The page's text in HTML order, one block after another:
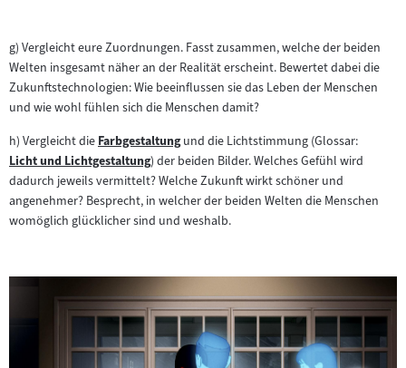
g) Vergleicht eure Zuordnungen. Fasst zusammen, welche der beiden
Welten insgesamt näher an der Realität erscheint. Bewertet dabei die
Zukunftstechnologien: Wie beeinflussen sie das Leben der Menschen
und wie wohl fühlen sich die Menschen damit?
h) Vergleicht dieZum
Inhalt:
Farbgestaltungund die Lichtstimmung (Glossar:
Zum
Inhalt:
Licht und Lichtgestaltung) der beiden Bilder. Welches Gefühl wird
dadurch jeweils vermittelt? Welche Zukunft wirkt schöner und
angenehmer? Besprecht, in welcher der beiden Welten die Menschen
womöglich glücklicher sind und weshalb.